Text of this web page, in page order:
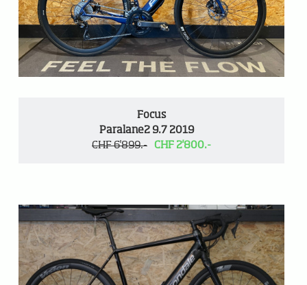
Focus
Paralane2 9.7 2019
CHF 6'899.-
CHF 2'800.-